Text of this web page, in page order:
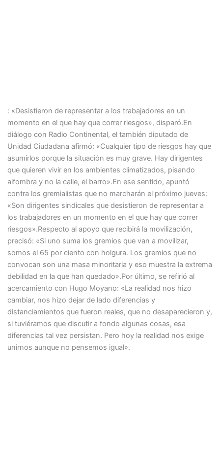
: «Desistieron de representar a los trabajadores en un
momento en el que hay que correr riesgos», disparó.En
diálogo con Radio Continental, el también diputado de
Unidad Ciudadana afirmó: «Cualquier tipo de riesgos hay que
asumirlos porque la situación es muy grave. Hay dirigentes
que quieren vivir en los ambientes climatizados, pisando
alfombra y no la calle, el barro».En ese sentido, apuntó
contra los gremialistas que no marcharán el próximo jueves:
«Son dirigentes sindicales que desistieron de representar a
los trabajadores en un momento en el que hay que correr
riesgos».Respecto al apoyo que recibirá la movilización,
precisó: «Si uno suma los gremios que van a movilizar,
somos el 65 por ciento con holgura. Los gremios que no
convocan son una masa minoritaria y eso muestra la extrema
debilidad en la que han quedado».Por último, se refirió al
acercamiento con Hugo Moyano: «La realidad nos hizo
cambiar, nos hizo dejar de lado diferencias y
distanciamientos que fueron reales, que no desaparecieron y,
si tuviéramos que discutir a fondo algunas cosas, esa
diferencias tal vez persistan. Pero hoy la realidad nos exige
unirnos aunque no pensemos igual».